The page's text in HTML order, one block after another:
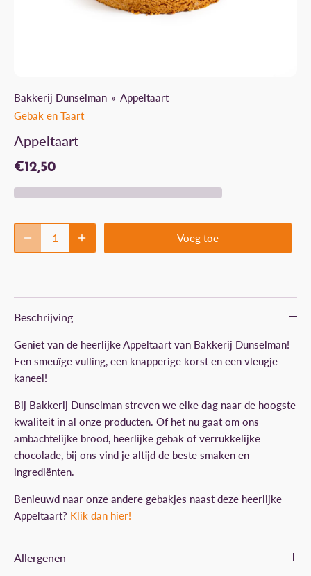
Bakkerij Dunselman
Appeltaart
Gebak en Taart
Appeltaart
€12,50
Voeg toe
Beschrijving
Geniet van de heerlijke Appeltaart van Bakkerij Dunselman!
Een smeuïge vulling, een knapperige korst en een vleugje
kaneel!
Bij Bakkerij Dunselman streven we elke dag naar de hoogste
kwaliteit in al onze producten. Of het nu gaat om ons
ambachtelijke brood, heerlijke gebak of verrukkelijke
chocolade, bij ons vind je altijd de beste smaken en
ingrediënten.
Benieuwd naar onze andere gebakjes naast deze heerlijke
Appeltaart? Klik dan hier!
Allergenen